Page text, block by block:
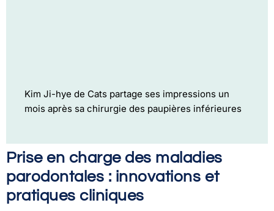
Kim Ji-hye de Cats partage ses impressions un
mois après sa chirurgie des paupières inférieures
Prise en charge des maladies
parodontales : innovations et
pratiques cliniques